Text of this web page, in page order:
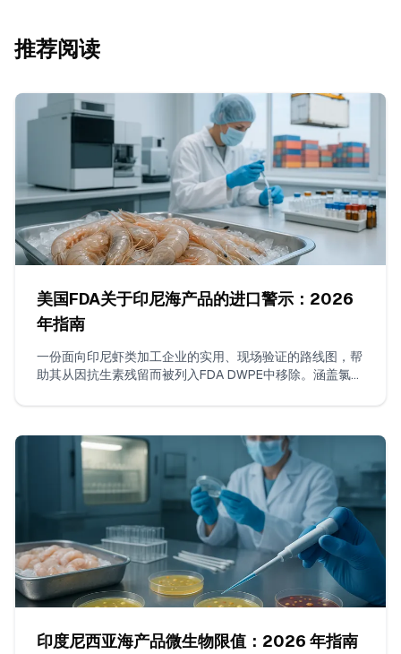
推荐阅读
美国FDA关于印尼海产品的进口警示：2026
年指南
一份面向印尼虾类加工企业的实用、现场验证的路线图，帮
助其从因抗生素残留而被列入FDA DWPE中移除。涵盖氯霉
印度尼西亚海产品微生物限值：2026 年指南